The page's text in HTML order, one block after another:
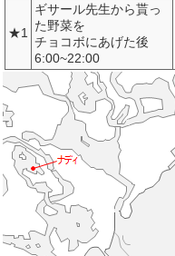
★1
ギサール先生から貰っ
た野菜を
チョコボにあげた後
6:00~22:00